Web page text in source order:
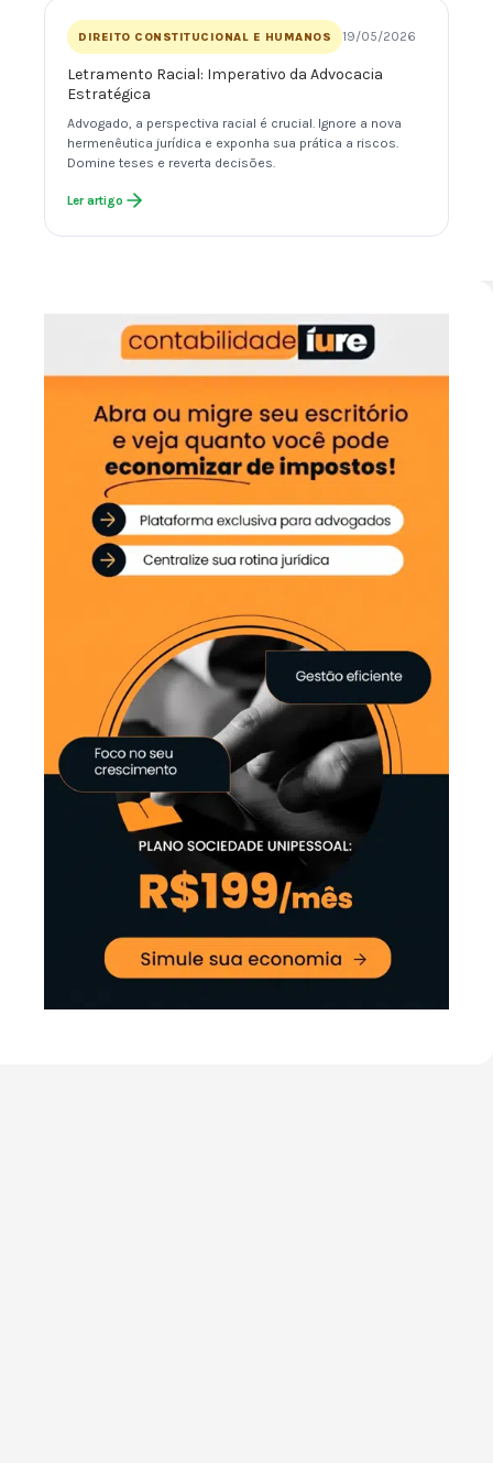
DIREITO CONSTITUCIONAL E HUMANOS 19/05/2026
Letramento Racial: Imperativo da Advocacia
Estratégica
Advogado, a perspectiva racial é crucial. Ignore a nova
hermenêutica jurídica e exponha sua prática a riscos.
Domine teses e reverta decisões.
Ler artigo